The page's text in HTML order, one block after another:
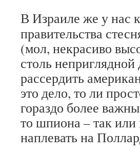
В Израиле же у нас
правительства
(мол, некрасиво
столь
рассердить
это дело, то ли
гораздо более
то шпиона – так
наплевать на